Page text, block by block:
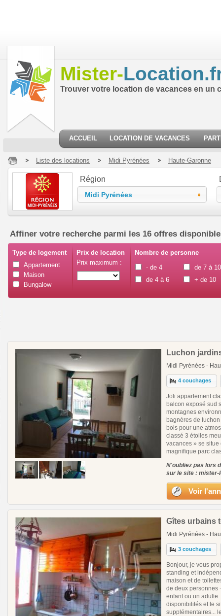
Mister-
Trouver votre location de vacances en un
ACCUEIL LOCATION DE VACANCES
Liste des locations Midi Pyrénées Haute-Garonne
Région
Midi Pyrénées
Affiner votre recherche parmi les 16 offres
Type de logement
Appartement
Maison
Bungalow
Prix de location
Prix maximum :
Nombre de personne
- de 4
de 4 à 6
de 7 à 10
+ de 10
Luchon
Midi Pyrénées -
4 couchages
Joli appartement
balcon exposé sud
montagnes
bagnères de
bois pour une
classé 3 étoiles
vacances » se
magnifique parc
N'oubliez pas lors
sur le site : mister-
Voir
Gîtes urbains
Midi Pyrénées -
3 couchages
Bonjour, je vous
standing et
maison et de
de deux personnes
enfant ou un
disponibilités et le
supplémentaires...